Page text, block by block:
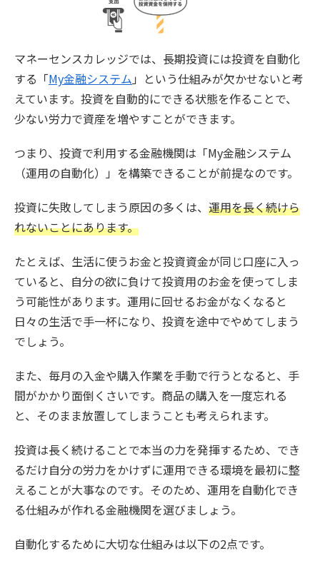
マネーセンスカレッジでは、長期投資には投資を自動化
する「My金融システム 」という仕組みが欠かせないと考
えています。投資を自動的にできる状態を作ることで、
少ない労力で資産を増やすことができます。
つまり、投資で利用する金融機関は「My金融システム
（運用の自動化）」を構築できることが前提なのです。
投資に失敗してしまう原因の多くは、 運用を長く続けら
れないことにあります。
たとえば、生活に使うお金と投資資金が同じ口座に入っ
ていると、自分の欲に負けて投資用のお金を使ってしま
う可能性があります。運用に回せるお金がなくなると
日々の生活で手一杯になり、投資を途中でやめてしまう
でしょう。
また、毎月の入金や購入作業を手動で行うとなると、手
間がかかり面倒くさいです。商品の購入を一度忘れる
と、そのまま放置してしまうことも考えられます。
投資は長く続けることで本当の力を発揮するため、でき
るだけ自分の労力をかけずに運用できる環境を最初に整
えることが大事なのです。そのため、運用を自動化でき
る仕組みが作れる金融機関を選びましょう。
自動化するために大切な仕組みは以下の2点です。